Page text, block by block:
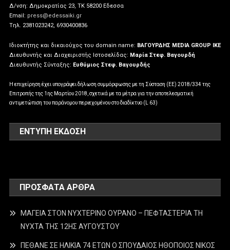
Δ/νση: Δημοκρατίας 23, ΤΚ 58200 Εδεσσα
Email: press@edessaiki.gr
Tηλ. 2381023242, 6930400836
Ιδιοκτήτης και δικαιούχος του domain name: ΒΑΓΟΥΡΔΗΣ MEDIA GROUP IKE
Διευθυντής και Διαχειριστής Ιστοσελίδας: Μαρία Στεφ. Βαγουρδή
Διευθυντής Σύνταξης: Ευθύμιος Στεφ. Βαγουρδής
Η επιχείρηση έχει υπογράψει δήλωση συμμόρφωσης με τη Σύσταση (ΕΕ) 2018/334 της
Επιτροπής της 1ης Μαρτίου 2018, σχετικά με τα μέτρα για την αποτελεσματική
αντιμετώπιση του παράνομου περιεχομένου στο διαδίκτυο (L 63)
ΕΝΤΥΠΗ ΕΚΔΟΣΗ
ΠΡΌΣΦΑΤΑ ΆΡΘΡΑ
ΜΑΓΕΙΑ ΣΤΟΝ ΝΥΧΤΕΡΙΝΟ ΟΥΡΑΝΟ – ΠΕΦΤΑΣΤΕΡΙΑ ΤΗ
ΝΥΧΤΑ ΤΗΣ 12ΗΣ ΑΥΓΟΥΣΤΟΥ
ΠΕΘΑΝΕ ΣΕ ΗΛΙΚΙΑ 74 ΕΤΩΝ Ο ΣΠΟΥΔΑΙΟΣ ΗΘΟΠΟΙΟΣ ΝΙΚΟΣ